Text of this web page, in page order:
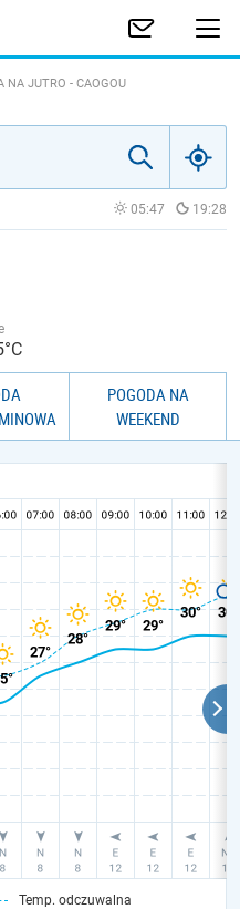
NA JUTRO - CAOGOU
05:47 19:28
POGODA NA
WEEKEND
Temp. odczuwalna